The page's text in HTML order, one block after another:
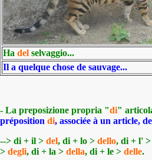
Ha del selvaggio...
Il a quelque chose de sauvage...
- La preposizione propria "di"
préposition di, associée à un article,
--> di + il > del, di + lo > dello, di + l' >
> degli, di + la > della, di + le > delle.